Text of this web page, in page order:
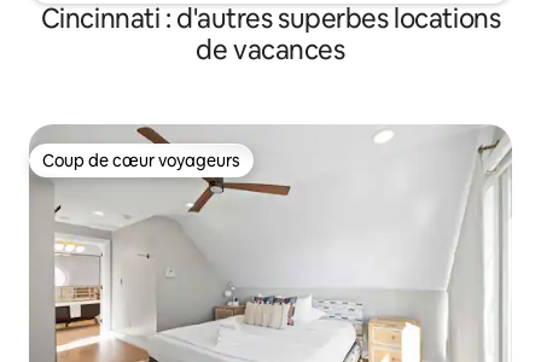
Cincinnati : d'autres superbes locations
de vacances
Coup de cœur voyageurs
Coup de cœur voyageurs